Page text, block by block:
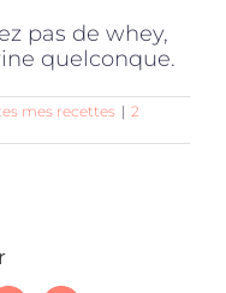
pas de whey,
quelconque.
mes recettes | 2